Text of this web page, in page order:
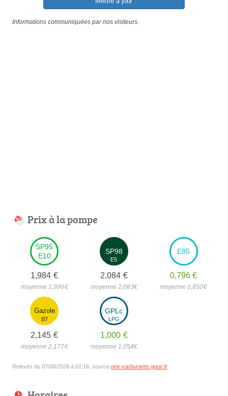
Informations communiquées par nos visiteurs.
Prix à la pompe
SP95
E10
1,984 €
moyenne 1,990€
SP98
E5
2,084 €
moyenne 2,083€
E85
0,796 €
moyenne 0,850€
Gazole
B7
2,145 €
moyenne 2,177€
GPLc
LPG
1,000 €
moyenne 1,054€
Relevés du 07/08/2026 à 01:16, source prix-carburants.gouv.fr